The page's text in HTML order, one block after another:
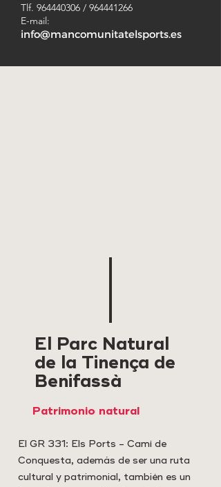
Tlf. 964440306 / 964441266
E-mail:
info@mancomunitatelsports.es
El Parc Natural
de la Tinença de
Benifassà
Patrimonio natural
El GR 331: Els Ports - Camí de
Conquesta, además de ser una ruta
cultural y patrimonial, también es un